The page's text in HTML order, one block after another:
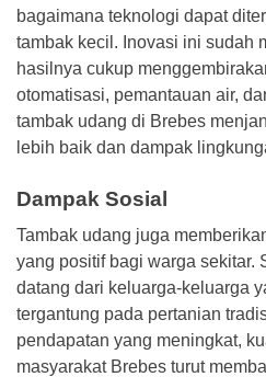
bagaimana teknologi dapat
tambak kecil. Inovasi ini sudah
hasilnya cukup
otomatisasi, pemantauan air,
tambak udang di Brebes
lebih baik dan dampak
Dampak Sosial
Tambak udang juga
yang positif bagi warga sekitar.
datang dari keluarga-keluarga
tergantung pada pertanian
pendapatan yang meningkat,
masyarakat Brebes turut